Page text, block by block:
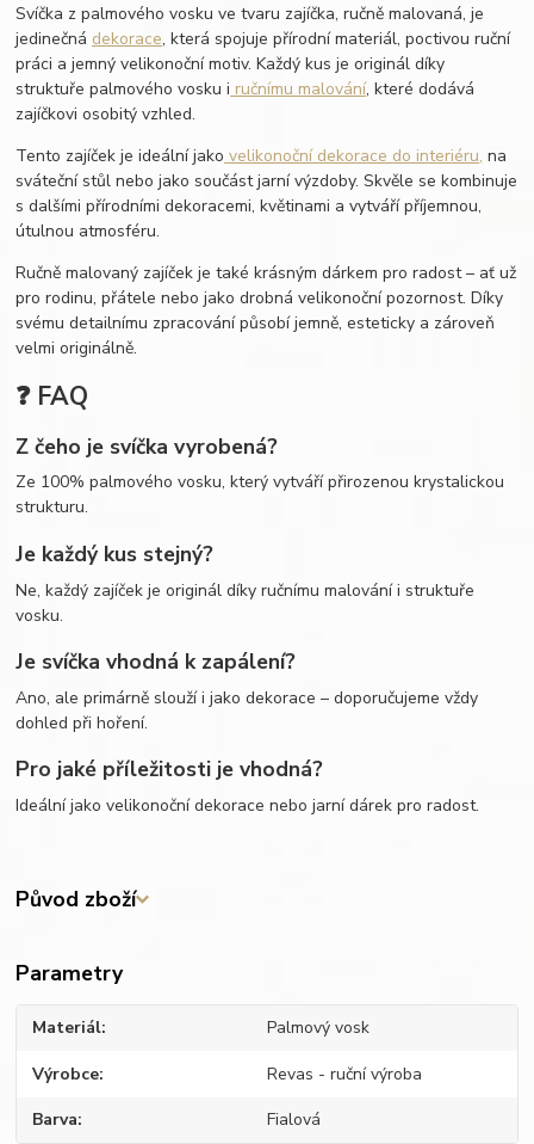
Svíčka z palmového vosku ve tvaru zajíčka, ručně malovaná, je
jedinečná dekorace, která spojuje přírodní materiál, poctivou ruční
práci a jemný velikonoční motiv. Každý kus je originál díky
struktuře palmového vosku i ručnímu malování, které dodává
zajíčkovi osobitý vzhled.
Tento zajíček je ideální jako velikonoční dekorace do interiéru, na
sváteční stůl nebo jako součást jarní výzdoby. Skvěle se kombinuje
s dalšími přírodními dekoracemi, květinami a vytváří příjemnou,
útulnou atmosféru.
Ručně malovaný zajíček je také krásným dárkem pro radost – ať už
pro rodinu, přátele nebo jako drobná velikonoční pozornost. Díky
svému detailnímu zpracování působí jemně, esteticky a zároveň
velmi originálně.
❓ FAQ
Z čeho je svíčka vyrobená?
Ze 100% palmového vosku, který vytváří přirozenou krystalickou
strukturu.
Je každý kus stejný?
Ne, každý zajíček je originál díky ručnímu malování i struktuře
vosku.
Je svíčka vhodná k zapálení?
Ano, ale primárně slouží i jako dekorace – doporučujeme vždy
dohled při hoření.
Pro jaké příležitosti je vhodná?
Ideální jako velikonoční dekorace nebo jarní dárek pro radost.
Původ zboží
Parametry
Materiál Palmový vosk
Výrobce Revas - ruční výroba
Barva Fialová